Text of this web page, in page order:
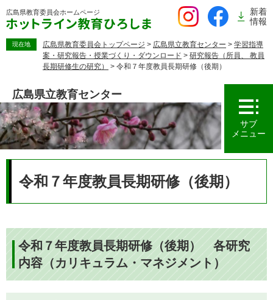
ー
す。
広島県教育委員会ホームページ
新着
情報
現在地 広島県教育委員会トップページ > 広島県立教育センター > 学習指導
案・研究報告・授業づくり・ダウンロード > 研究報告（所員、 教員
長期研修生の研究）
> 令和７年度教員長期研修（後期）
広島県立教育センター
サブ
メニュー
令和７年度教員長期研修（後期）
令和７年度教員長期研修（後期） 各研究
内容（カリキュラム・マネジメント）